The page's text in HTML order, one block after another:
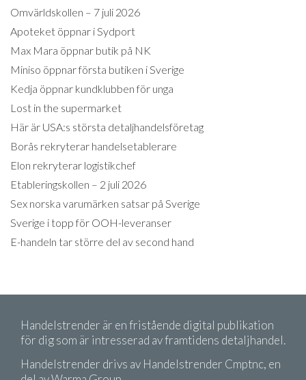
Omvärldskollen – 7 juli 2026
Apoteket öppnar i Sydport
Max Mara öppnar butik på NK
Miniso öppnar första butiken i Sverige
Kedja öppnar kundklubben för unga
Lost in the supermarket
Här är USA:s största detaljhandelsföretag
Borås rekryterar handelsetablerare
Elon rekryterar logistikchef
Etableringskollen – 2 juli 2026
Sex norska varumärken satsar på Sverige
Sverige i topp för OOH-leveranser
E-handeln tar större del av second hand
Handelstrender är en fristående digital publikation
för dig som är intresserad av framtidens detaljhandel.
Handelstrender drivs av Handelstrender Cmptnc, en